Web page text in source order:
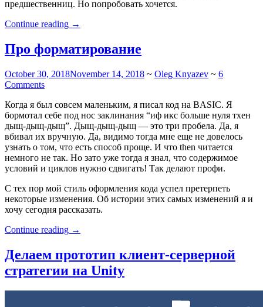
предшественниц. Но попробовать хочется.
Continue reading “Сверху
→
Про форматирование
October 30, 2018November 14, 2018 ~ Oleg Knyazev ~ 6
Comments
Когда я был совсем маленьким, я писал код на BASIC. Я
бормотал себе под нос заклинания “иф икс больше нуля тхен
дыщ-дыщ-дыщ”. Дыщ-дыщ-дыщ — это три пробела. Да, я
вбивал их вручную. Да, видимо тогда мне еще не довелось
узнать о том, что есть способ проще. И что then читается
немного не так. Но зато уже тогда я знал, что содержимое
условий и циклов нужно сдвигать! Так делают профи.
С тех пор мой стиль оформления кода успел претерпеть
некоторые изменения. Об истории этих самых изменений я и
хочу сегодня рассказать.
Continue reading “Про
→
Делаем прототип клиент-серверной
стратегии на Unity